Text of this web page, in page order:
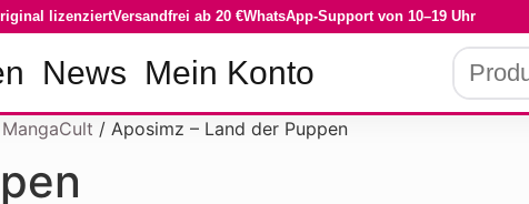
lizenziertVersandfrei ab 20 €WhatsApp-Support von 10–19 Uhr
News Mein Konto
MangaCult / Aposimz – Land der Puppen